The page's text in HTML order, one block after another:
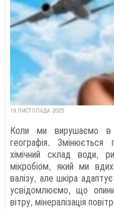
19 ЛИСТОПАДА 2025
Коли ми вирушаємо в
географія. Змінюється
хімічний склад води,
мікробіом, який ми
валізу, але шкіра
усвідомлюємо, що
вітру, мінералізація